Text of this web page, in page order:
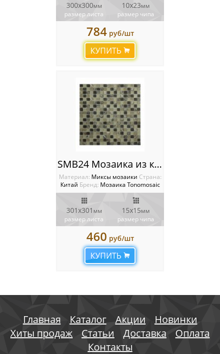
300х300мм
размер листа
10х23мм
размер чипа
784руб/шт
КУПИТЬ
SMB24 Мозаика из камня и стекла
Материал: Миксы мозаики Cтрана:
Китай Бренд: Мозаика Tonomosaic
301х301 мм
размер листа
15х15мм
размер чипа
460 руб/шт
КУПИТЬ
Главная Каталог Акции
Новинки
Хиты продаж
Статьи Доставка
Оплата
Контакты